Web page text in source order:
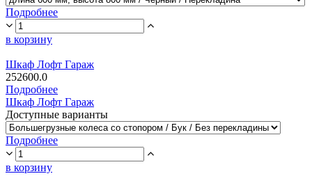
Подробнее
в корзину
Шкаф Лофт Гараж
252600.0
Подробнее
Шкаф Лофт Гараж
Доступные варианты
Подробнее
в корзину